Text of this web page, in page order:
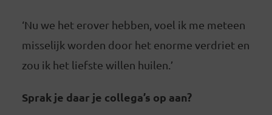
‘Nu we het erover hebben, voel ik me meteen
misselijk worden door het enorme verdriet en
zou ik het liefste willen huilen.’
Sprak je daar je collega’s op aan?